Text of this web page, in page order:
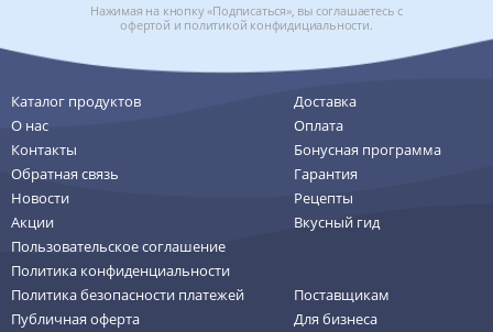
Нажимая на кнопку «Подписаться», вы соглашаетесь с
офертой и политикой конфидициальности.
Каталог продуктов
О нас
Контакты
Обратная связь
Новости
Акции
Пользовательское соглашение
Политика конфиденциальности
Политика безопасности платежей
Публичная оферта
Доставка
Оплата
Бонусная программа
Гарантия
Рецепты
Вкусный гид
Поставщикам
Для бизнеса